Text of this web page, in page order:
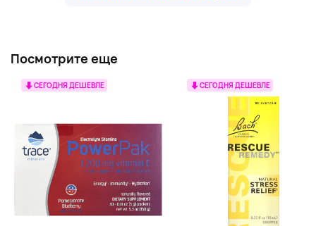
Посмотрите еще
СЕГОДНЯ ДЕШЕВЛЕ СЕГОДНЯ ДЕШЕВЛЕ